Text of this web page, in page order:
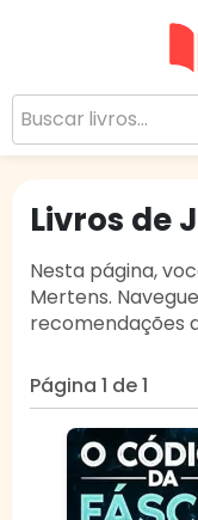
Livros de
Nesta página,
Mertens.
recomendações
Página 1 de 1